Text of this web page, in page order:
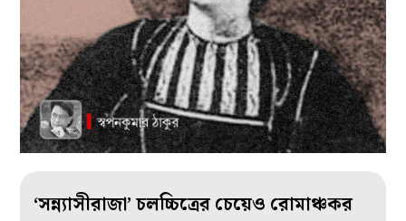
‘সন্ন্যাসীরাজা’ চলচ্চিত্রের চেয়েও রোমাঞ্চকর